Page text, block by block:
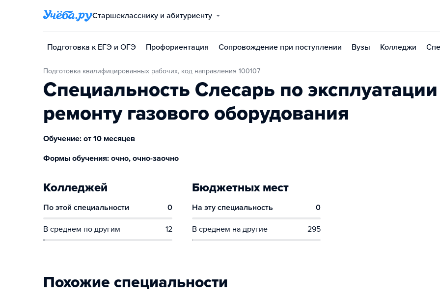
Старшекласснику и абитуриенту
Подготовка к ЕГЭ и ОГЭ Профориентация Сопровождение при поступлении Вузы Колледжи
Подготовка квалифицированных рабочих, код направления 100107
Специальность Слесарь по
ремонту газового оборудования
Обучение: от 10 месяцев
Формы обучения: очно, очно-заочно
Колледжей
По этой специальности 0
В среднем по другим 12
Бюджетных мест
На эту специальность 0
В среднем на другие 295
Похожие специальности